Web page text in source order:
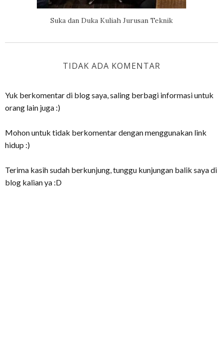
Suka dan Duka Kuliah Jurusan Teknik
TIDAK ADA KOMENTAR
Yuk berkomentar di blog saya, saling berbagi informasi untuk
orang lain juga :)
Mohon untuk tidak berkomentar dengan menggunakan link
hidup :)
Terima kasih sudah berkunjung, tunggu kunjungan balik saya di
blog kalian ya :D